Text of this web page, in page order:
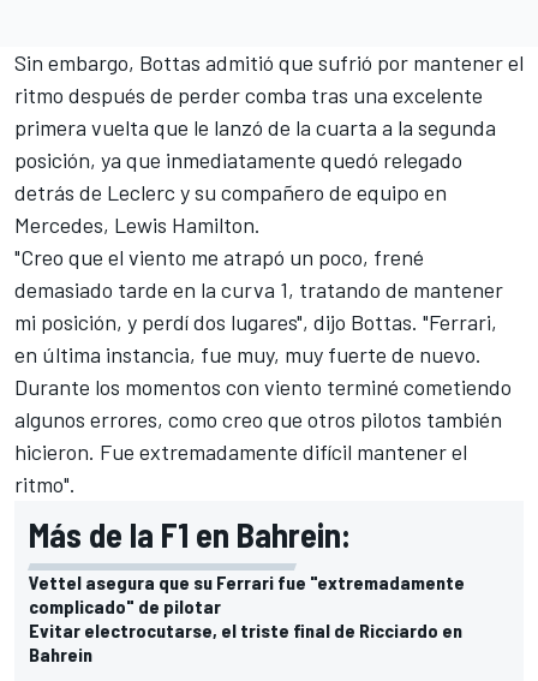
Sin embargo, Bottas admitió que sufrió por mantener el
ritmo después de perder comba tras una excelente
primera vuelta que le lanzó de la cuarta a la segunda
posición, ya que inmediatamente quedó relegado
detrás de Leclerc y su compañero de equipo en
Mercedes, Lewis Hamilton.
"Creo que el viento me atrapó un poco, frené
demasiado tarde en la curva 1, tratando de mantener
mi posición, y perdí dos lugares", dijo Bottas. "Ferrari,
en última instancia, fue muy, muy fuerte de nuevo.
Durante los momentos con viento terminé cometiendo
algunos errores, como creo que otros pilotos también
hicieron. Fue extremadamente difícil mantener el
ritmo".
Más de la F1 en Bahrein:
Vettel asegura que su Ferrari fue "extremadamente
complicado" de pilotar
Evitar electrocutarse, el triste final de Ricciardo en
Bahrein